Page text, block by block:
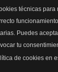
técnicas
Puedes
tu
de cookies en
Mascarillas
Mascarillas FFP2
Mascarillas FFP3
Bolsos
Bolsos Tous